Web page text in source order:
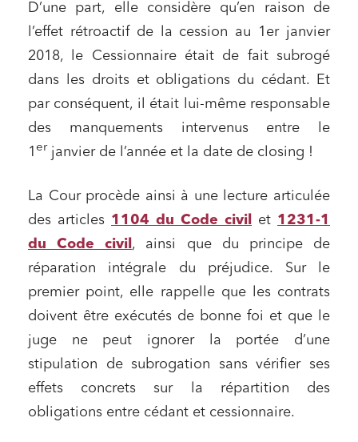
D’une part, elle considère qu’en raison de
l’effet rétroactif de la cession au 1er janvier
2018, le Cessionnaire était de fait subrogé
dans les droits et obligations du cédant. Et
par conséquent, il était lui-même responsable
des manquements intervenus entre le
1 er janvier de l’année et la date de closing !
La Cour procède ainsi à une lecture articulée
des articles 1104 du Code civil et 1231-1
du Code civil , ainsi que du principe de
réparation intégrale du préjudice. Sur le
premier point, elle rappelle que les contrats
doivent être exécutés de bonne foi et que le
juge ne peut ignorer la portée d’une
stipulation de subrogation sans vérifier ses
effets concrets sur la répartition des
obligations entre cédant et cessionnaire.